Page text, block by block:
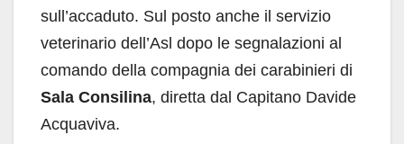
sull’accaduto. Sul posto anche il servizio
veterinario dell’Asl dopo le segnalazioni al
comando della compagnia dei carabinieri di
Sala Consilina, diretta dal Capitano Davide
Acquaviva.